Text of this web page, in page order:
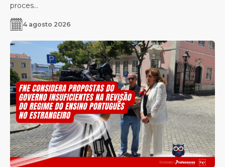
proces...
4 agosto 2026